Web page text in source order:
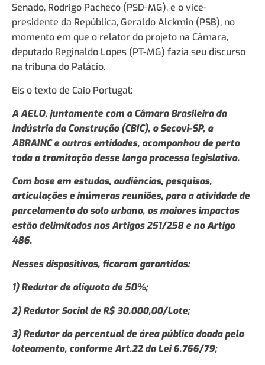
Senado, Rodrigo Pacheco (PSD-MG), e o vice-
presidente da República, Geraldo Alckmin (PSB), no
momento em que o relator do projeto na Câmara,
deputado Reginaldo Lopes (PT-MG) fazia seu discurso
na tribuna do Palácio.
Eis o texto de Caio Portugal:
A AELO, juntamente com a Câmara Brasileira da
Indústria da Construção (CBIC), o Secovi-SP, a
ABRAINC e outras entidades, acompanhou de perto
toda a tramitação desse longo processo legislativo.
Com base em estudos, audiências, pesquisas,
articulações e inúmeras reuniões, para a atividade de
parcelamento do solo urbano, os maiores impactos
estão delimitados nos Artigos 251/258 e no Artigo
486.
Nesses dispositivos, ficaram garantidos:
1) Redutor de alíquota de 50%;
2) Redutor Social de R$ 30.000,00/Lote;
3) Redutor do percentual de área pública doada pelo
loteamento, conforme Art.22 da Lei 6.766/79;